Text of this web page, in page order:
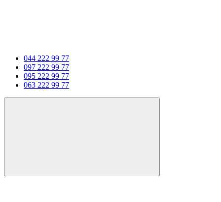
044 222 99 77
097 222 99 77
095 222 99 77
063 222 99 77